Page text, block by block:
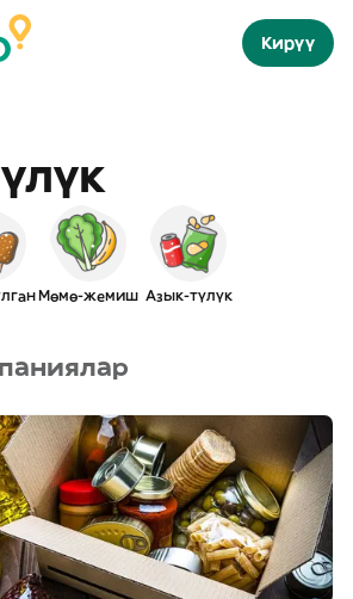
Кирүү
Мөмө-жемиш Азык-түлүк